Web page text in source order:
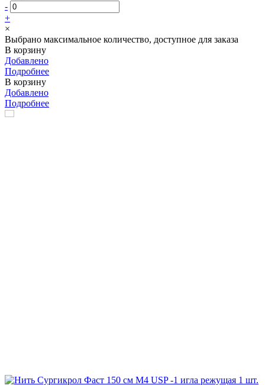
-
+
×
Выбрано максимальное количество, доступное для заказа
В корзину
Добавлено
Подробнее
В корзину
Добавлено
Подробнее